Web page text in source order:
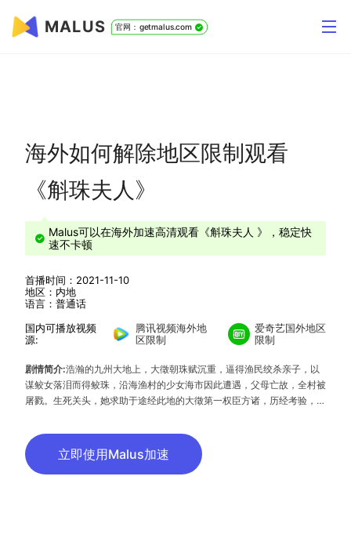
MALUS 官网：getmalus.com
海外如何解除地区限制观看
《斛珠夫人》
Malus可以在海外加速高清观看《斛珠夫人 》，稳定快
速不卡顿
首播时间：2021-11-10
地区：内地
语言：普通话
国内可播放视频
源:
腾讯视频海外地
区限制
爱奇艺国外地区
限制
剧情简介:浩瀚的九州大地上，大徵朝珠赋沉重，逼得渔民绞杀亲子，以
谋鲛女落泪而得鲛珠，沿海渔村的少女海市因此遭遇，父母亡故，全村被
屠戮。生死关头，她求助于途经此地的大徵第一权臣方诸，历经考验，最
忧外患不断，喜怒不定的年轻皇帝褚仲旭，因为经受皇朝内乱，而对生失
去了一切兴趣，表面上以昏君自居，却在方诸苦苦支撑国家和平时，暗中
默默观望这一切。海市奉命成为帝旭的护卫，但却因此引起了帝旭对她的
立即使用Malus加速